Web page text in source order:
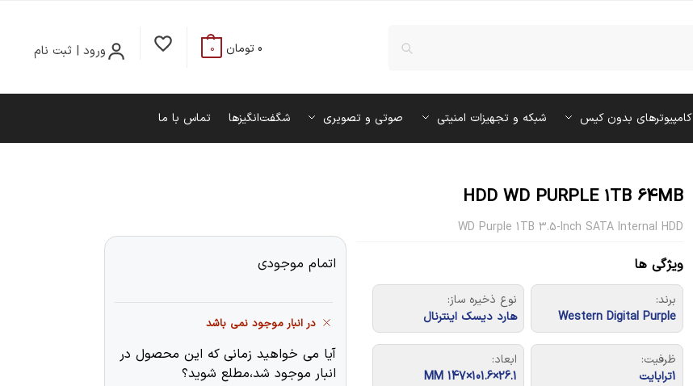
ورود | ثبت نام 0 تومان 0
کامپیوترهای بدون کیس شبکه و تجهیزات امنیتی صوتی و تصویری شگفت‌انگیزها تماس با ما
HDD WD PURPLE 1TB 64MB
WD Purple 1TB 3.5-Inch SATA Internal HDD
ویژگی ها
برند:
Western Digital Purple
نوع ذخیره ساز:
هارد دیسک اینترنال
ظرفیت:
1ترابایت
ابعاد:
26.1×101.6×147 MM
اتمام موجودی
در انبار موجود نمی باشد
آیا می خواهید زمانی که این محصول در
انبار موجود شد،مطلع شوید؟